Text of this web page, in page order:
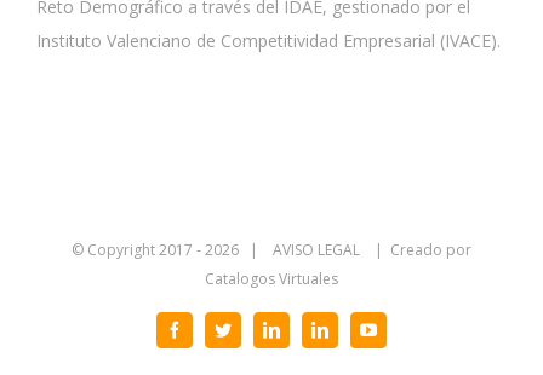
Reto Demográfico a través del IDAE, gestionado por el
Instituto Valenciano de Competitividad Empresarial (IVACE).
© Copyright 2017 -2026 | AVISO LEGAL | Creado por
Catalogos Virtuales
FacebookTwitterLinkedInLinkedInYouTube